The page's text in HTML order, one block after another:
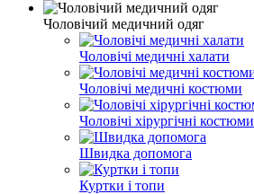
Чоловічий медичний одяг
Чоловічі медичні халати
Чоловічі медичні костюми
Чоловічі хірургічні костюми
Швидка допомога
Куртки і топи